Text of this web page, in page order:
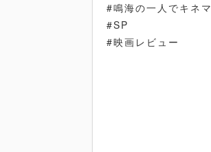
#鳴海の一人でキネマ
#SP
#映画レビュー